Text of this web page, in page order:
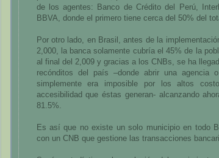
de los agentes: Banco de Crédito del Perú,
BBVA, donde el primero tiene cerca del 50% del
Por otro lado, en Brasil, antes de la
2,000, la banca solamente cubría el 45% de la
al final del 2,009 y gracias a los CNBs, se ha
recónditos del país –donde abrir una agencia
simplemente era imposible por los altos
accesibilidad que éstas generan- alcanzando
81.5%.
Es así que no existe un solo municipio en todo
con un CNB que gestione las transacciones